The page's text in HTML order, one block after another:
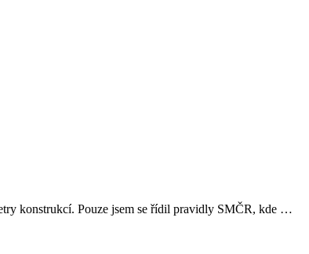
konstrukcí. Pouze jsem se řídil pravidly SMČR, kde …